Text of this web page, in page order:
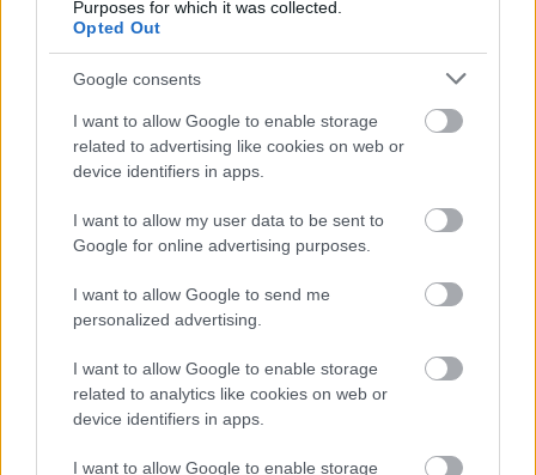
Purposes for which it was collected.
Opted Out
Google consents
I want to allow Google to enable storage
related to advertising like cookies on web or
device identifiers in apps.
I want to allow my user data to be sent to
Google for online advertising purposes.
I want to allow Google to send me
personalized advertising.
I want to allow Google to enable storage
related to analytics like cookies on web or
device identifiers in apps.
I want to allow Google to enable storage